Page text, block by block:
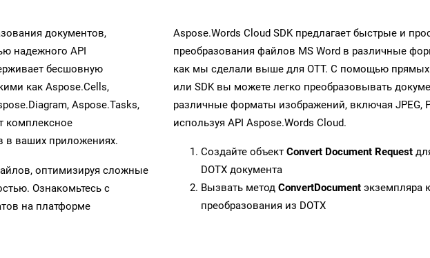
документов,
надежного API
бесшовную
как Aspose.Cells,
Aspose.Tasks,
комплексное
в ваших приложениях.
оптимизируя сложные
Ознакомьтесь с
на платформе
Aspose.Words Cloud SDK предлагает быстрые и
преобразования файлов MS Word в различные
как мы сделали выше для OTT. С помощью прямых
или SDK вы можете легко преобразовывать
различные форматы изображений, включая JPEG,
используя API Aspose.Words Cloud.
Создайте объект Convert Document Request
DOTX документа
Вызвать метод ConvertDocument экземпляра
преобразования из DOTX